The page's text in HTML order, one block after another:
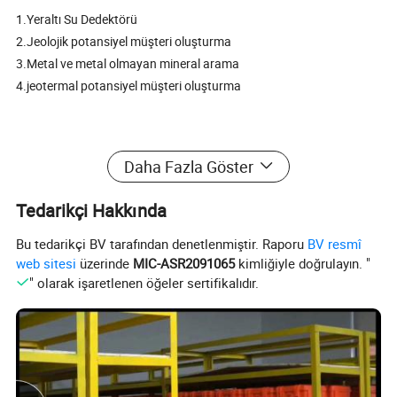
1.Yeraltı Su Dedektörü
2.Jeolojik potansiyel müşteri oluşturma
3.Metal ve metal olmayan mineral arama
4.jeotermal potansiyel müşteri oluşturma
Daha Fazla Göster
Tedarikçi Hakkında
Bu tedarikçi BV tarafından denetlenmiştir. Raporu BV resmî
web sitesi üzerinde MIC-ASR2091065kimliğiyle doğrulayın. "
" olarak işaretlenen öğeler sertifikalıdır.